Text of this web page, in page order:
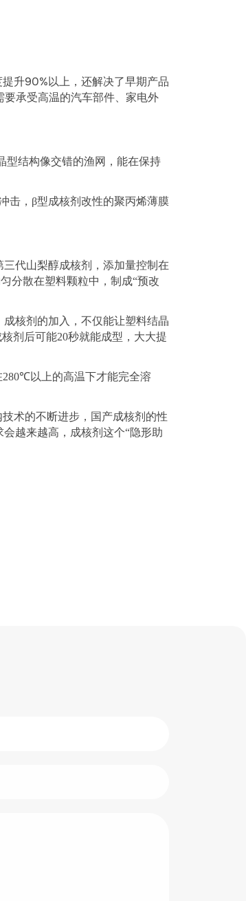
提升90% 以上，还解决了早期产品
承受高温的汽车部件、家电外
型结构像交错的渔网，能在保持
击， β型成核剂改性的聚丙烯薄膜
代山梨醇成核剂，添加量控制在
分散在塑料颗粒中，制成“预改
核剂的加入，不仅能让塑料结晶
剂后可能20秒就能成型，大大提
280℃以上的高温下才能完全溶
术的不断进步，国产成核剂的性
越来越高，成核剂这个“隐形助